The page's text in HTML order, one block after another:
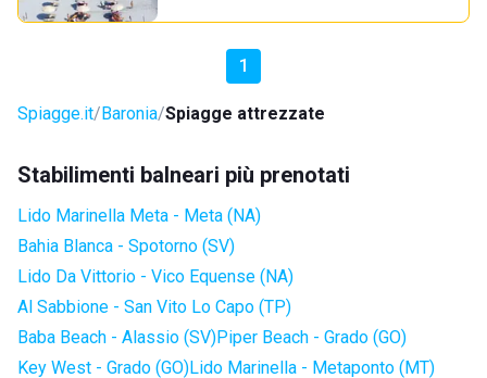
1
Spiagge.it Baronia Spiagge attrezzate
Stabilimenti balneari più prenotati
Lido Marinella Meta - Meta (NA)
Bahia Blanca - Spotorno (SV)
Lido Da Vittorio - Vico Equense (NA)
Al Sabbione - San Vito Lo Capo (TP)
Baba Beach - Alassio (SV)Piper Beach - Grado (GO)
Key West - Grado (GO)Lido Marinella - Metaponto (MT)